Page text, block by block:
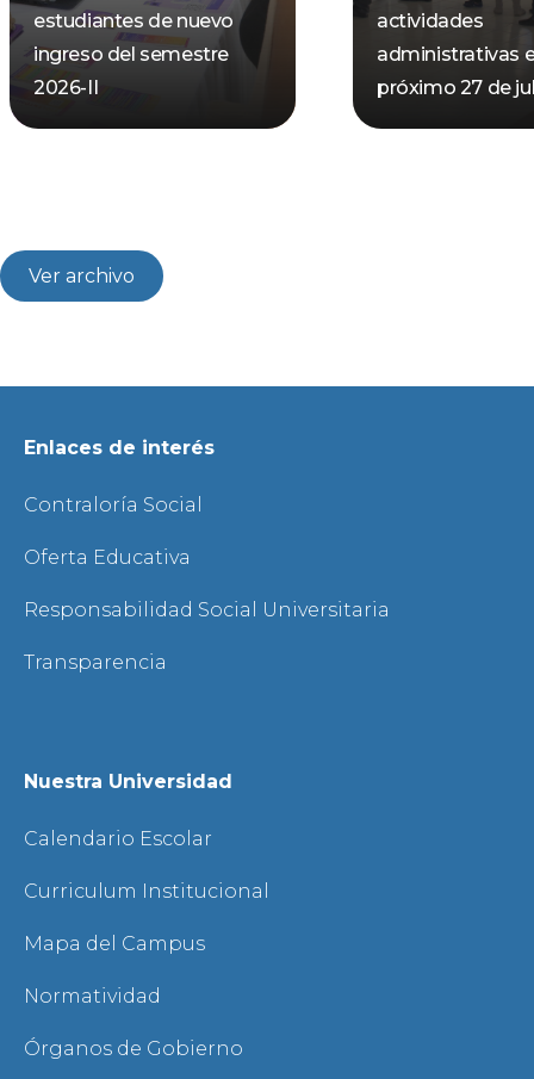
estudiantes de nuevo
ingreso del semestre
2026-II
actividades
administrativas
próximo 27 de
Ver archivo
Enlaces de interés
Contraloría Social
Oferta Educativa
Responsabilidad Social Universitaria
Transparencia
Nuestra Universidad
Calendario Escolar
Curriculum Institucional
Mapa del Campus
Normatividad
Órganos de Gobierno